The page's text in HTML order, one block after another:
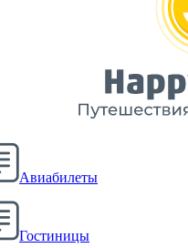
Авиабилеты
Гостиницы